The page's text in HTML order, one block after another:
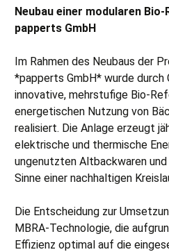
Neubau einer modularen
papperts GmbH
Im Rahmen des Neubaus der
*papperts GmbH* wurde durch
innovative, mehrstufige Bio-
energetischen Nutzung von
realisiert. Die Anlage erzeugt
elektrische und thermische
ungenutzten Altbackwaren
Sinne einer nachhaltigen
Die Entscheidung zur
MBRA-Technologie, die
Effizienz optimal auf die